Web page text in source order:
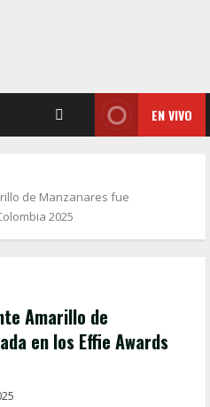
EN VIVO
de Manzanares fue
2025
Amarillo de
en los Effie Awards